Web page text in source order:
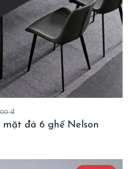
₫
mặt đá 6 ghế Nelson